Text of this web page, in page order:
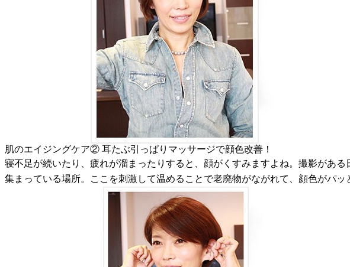
肌のエイジングケア② 耳たぶ引っぱりマッサージで顔色改善！
寝不足が続いたり、疲れが溜まったりすると、顔がくすみますよね。撮影があ
集まっている場所。ここを刺激して温めることで老廃物がながれて、顔色がパッ